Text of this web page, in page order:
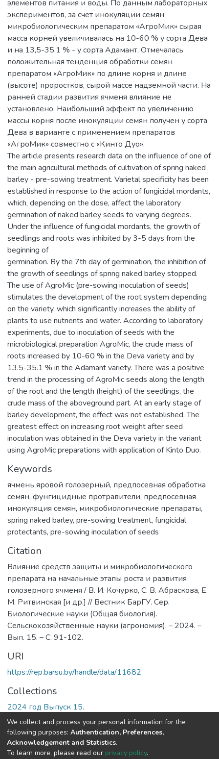
элементов питания и воды. По данным лабораторных
экспериментов, за счет инокуляции семян
микробиологическим препаратом «АгроМик» сырая
масса корней увеличивалась на 10-60 % у сорта Дева
и на 13,5-35,1 % - у сорта Адамант. Отмечалась
положительная тенденция обработки семян
препаратом «АгроМик» по длине корня и длине
(высоте) проростков, сырой массе надземной части. На
ранней стадии развития ячменя влияние не
установлено. Наибольший эффект по увеличению
массы корня после инокуляции семян получен у сорта
Дева в варианте с применением препаратов
«АгроМик» совместно с «Кинто Дуо».
The article presents research data on the influence of one of
the main agricultural methods of cultivation of spring naked
barley - pre-sowing treatment. Varietal specificity has been
established in response to the action of fungicidal mordants,
which, depending on the dose, affect the laboratory
germination of naked barley seeds to varying degrees.
Under the influence of fungicidal mordants, the growth of
seedlings and roots was inhibited by 3-5 days from the
beginning of
germination. By the 7th day of germination, the inhibition of
the growth of seedlings of spring naked barley stopped.
The use of AgroMic (pre-sowing inoculation of seeds)
stimulates the development of the root system depending
on the variety, which significantly increases the ability of
plants to use nutrients and water. According to laboratory
experiments, due to inoculation of seeds with the
microbiological preparation AgroMic, the crude mass of
roots increased by 10-60 % in the Deva variety and by
13.5-35.1 % in the Adamant variety. There was a positive
trend in the processing of AgroMic seeds along the length
of the root and the length (height) of the seedlings, the
crude mass of the aboveground part. At an early stage of
barley development, the effect was not established. The
greatest effect on increasing root weight after seed
inoculation was obtained in the Deva variety in the variant
using AgroMic preparations with application of Kinto Duo.
Keywords
ячмень яровой голозерный, предпосевная обработка
семян, фунгицидные протравители, предпосевная
инокуляция семян, микробиологические препараты,
spring naked barley, pre-sowing treatment, fungicidal
protectants, pre-sowing inoculation of seeds
Citation
Влияние средств защиты и микробиологического
препарата на начальные этапы роста и развития
голозерного ячменя / В. И. Кочурко, С. В. Абраскова, Е.
М. Ритвинская [и др.] // Вестник БарГУ. Сер.
Биологические науки (Общая биология).
Сельскохозяйственные науки (агрономия). – 2024. –
Вып. 15. – С. 91-102.
URI
https://rep.barsu.by/handle/data/11682
Collections
2024 год Выпуск 15.
Full item page
We collect and process your personal information for the
following purposes: Authentication, Preferences,
Acknowledgement and Statistics.
To learn more, please read our privacy policy.